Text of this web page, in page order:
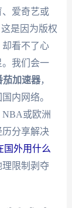
爱奇艺或
是因为版权
看不了心
我们会一
茄加速器，
内网络。
或欧洲
分享解决
国外用什么
限制剥夺